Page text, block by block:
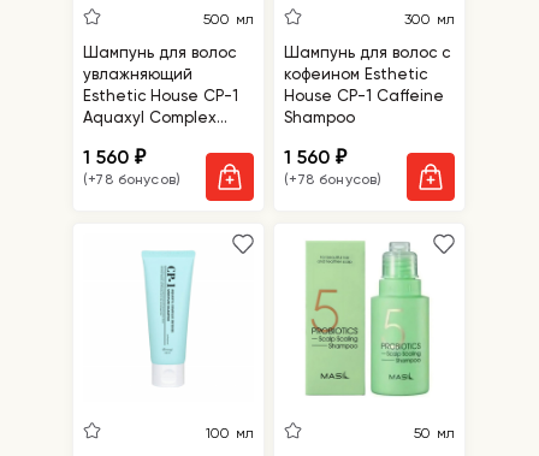
500 мл
Шампунь для волос
увлажняющий
Esthetic House CP-1
Aquaxyl Complex
Shampoo
1 560₽
(+78 бонусов)
300 мл
Шампунь для волос с
кофеином Esthetic
House CP-1 Caffeine
Shampoo
1 560₽
(+78 бонусов)
100 мл 50 мл